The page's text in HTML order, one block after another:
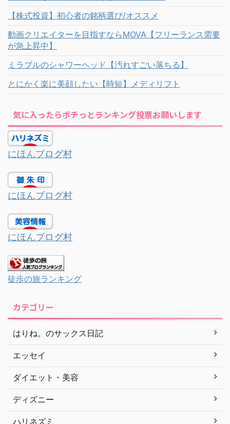
【株式投資】初心者の銘柄選び/オススメ
動画クリエイターを目指すならMOVA【フリーランス需要
が急上昇中】
ミラブルのシャワーヘッド【汚れすごい落ちる】
とにかく楽に美顔したい【時短】メディリフト
気に入ったらポチっとランキング投票お願いします
にほんブログ村
にほんブログ村
にほんブログ村
徒歩の旅ランキング
カテゴリー
はりね。のサックス日記
エッセイ
ダイエット・美容
ディズニー
ハリネズミ